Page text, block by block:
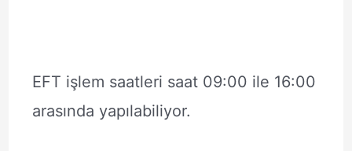
EFT işlem saatleri saat 09:00 ile 16:00
arasında yapılabiliyor.